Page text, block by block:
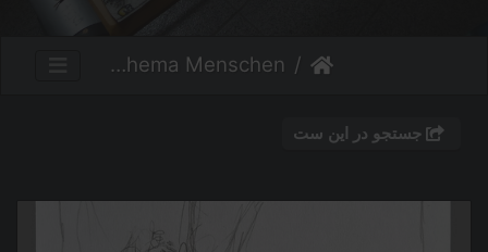
Zeichnungen Thema Menschen
جستجو در این ست